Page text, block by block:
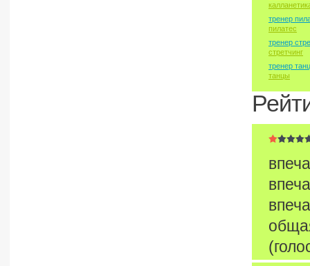
тренер
пилатес
тренер
стретчинг
тренер
танцы